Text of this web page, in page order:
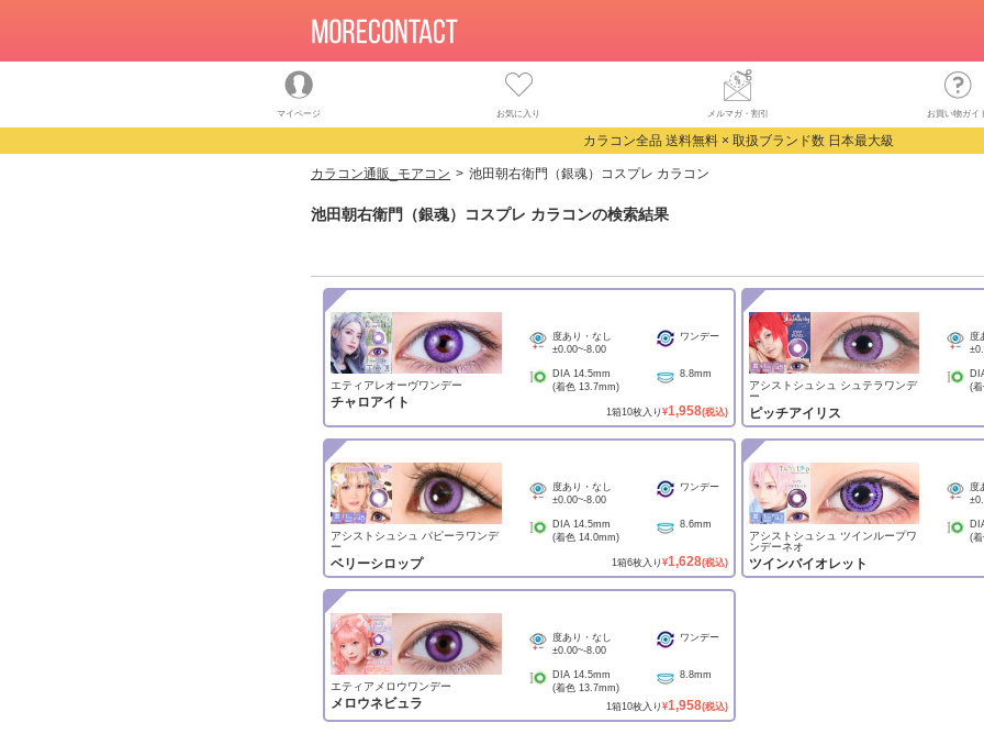
マイページ お気に入り メルマガ・割引 お買い物ガイ
カラコン全品 送料無料 × 取扱ブランド数 日本最大級
カラコン通販_モアコン 池田朝右衛門（銀魂）コスプレ カラコン
池田朝右衛門（銀魂）コスプレ カラコンの検索結果
エティアレオーヴワンデー
チャロアイト
度あり・なし
±0.00~-8.00
ワンデー
DIA 14.5mm
(着色 13.7mm)
8.8mm
1箱10枚入り ¥1,958(税込)
アシストシュシュ シュテラワンデ
ー
ピッチアイリス
度
(
アシストシュシュ パピーラワンデ
ー
ベリーシロップ
度あり・なし
±0.00~-8.00
ワンデー
DIA 14.5mm
(着色 14.0mm)
8.6mm
1箱6枚入り ¥1,628(税込)
アシストシュシュ ツインループワ
ンデーネオ
ツインバイオレット
度
(
エティアメロウワンデー
メロウネビュラ
度あり・なし
±0.00~-8.00
ワンデー
DIA 14.5mm
(着色 13.7mm)
8.8mm
1箱10枚入り ¥1,958(税込)